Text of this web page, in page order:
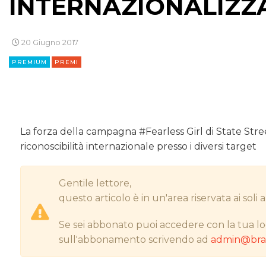
20 Giugno 2017
PREMIUM PREMI
La forza della campagna #Fearless Girl di State
riconoscibilità internazionale presso i diversi target
Gentile lettore,
questo articolo è in un'area riservata ai soli
Se sei abbonato puoi accedere con la tua
sull'abbonamento scrivendo ad